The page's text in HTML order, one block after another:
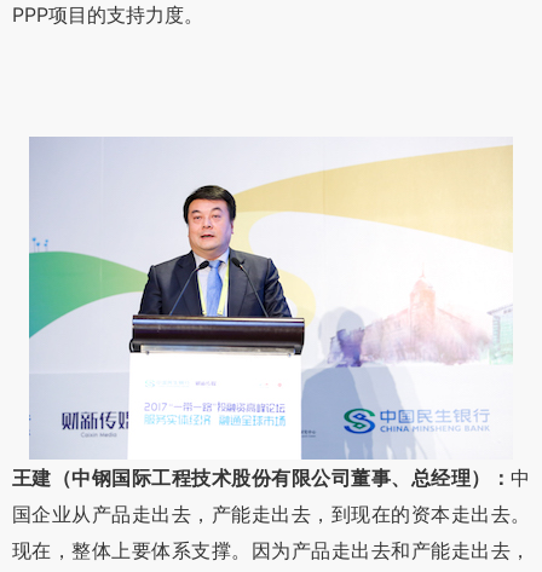
PPP项目的支持力度。
王建（中钢国际工程技术股份有限公司董事、总经理）： 中
国企业从产品走出去，产能走出去，到现在的资本走出去。
现在，整体上要体系支撑。因为产品走出去和产能走出去，